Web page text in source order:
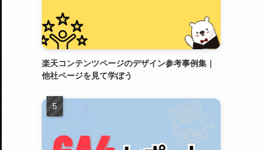
楽天コンテンツページのデザイン参考事例集｜
他社ページを見て学ぼう